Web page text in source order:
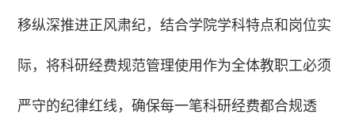
移纵深推进正风肃纪，结合学院学科特点和岗位实
际，将科研经费规范管理使用作为全体教职工必须
严守的纪律红线，确保每一笔科研经费都合规透